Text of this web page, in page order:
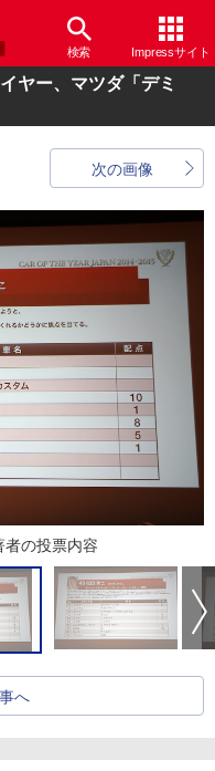
検索 Impressサイト
ヤー、マツダ「デミ
次の画像
の投票内容
へ